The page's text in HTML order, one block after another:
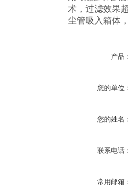
术，过滤效果
尘管吸入箱体
产品
您的单位
您的姓名
联系电话
常用邮箱